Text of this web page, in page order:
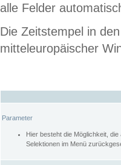
alle Felder
Die Zeitstempel in
mitteleuropäischer
Parameter
Hier besteht die Möglichkeit,
Selektionen im Menü